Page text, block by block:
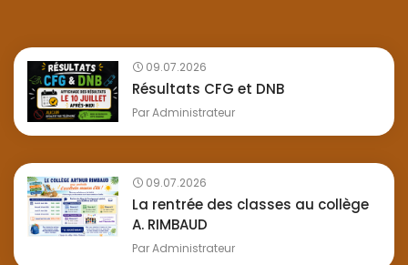
09.07.2026
Résultats CFG et DNB
ParAdministrateur
09.07.2026
La rentrée des classes au collège
A. RIMBAUD
ParAdministrateur